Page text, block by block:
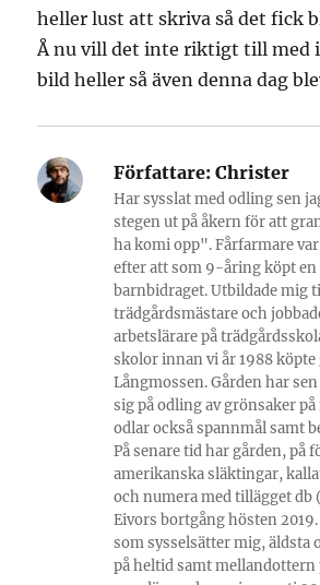
heller lust att skriva så det fick
Å nu vill det inte riktigt till med
bild heller så även denna dag
Författare: Christer
Har sysslat med odling sen
stegen ut på åkern för att
ha komi opp". Fårfarmare
efter att som 9-åring köpt en
barnbidraget. Utbildade mig
trädgårdsmästare och
arbetslärare på
skolor innan vi år 1988 köpte
Långmossen. Gården har
sig på odling av grönsaker
odlar också spannmål samt
På senare tid har gården, på
amerikanska släktingar,
och numera med tillägget db
Eivors bortgång hösten
som sysselsätter mig, äldsta
på heltid samt mellandottern